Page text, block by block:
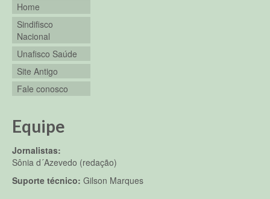
Home
Sindifisco
Nacional
Unafisco Saúde
Site Antigo
Fale conosco
Equipe
Jornalistas:
Sônia d´Azevedo (redação)
Suporte técnico: Gilson Marques